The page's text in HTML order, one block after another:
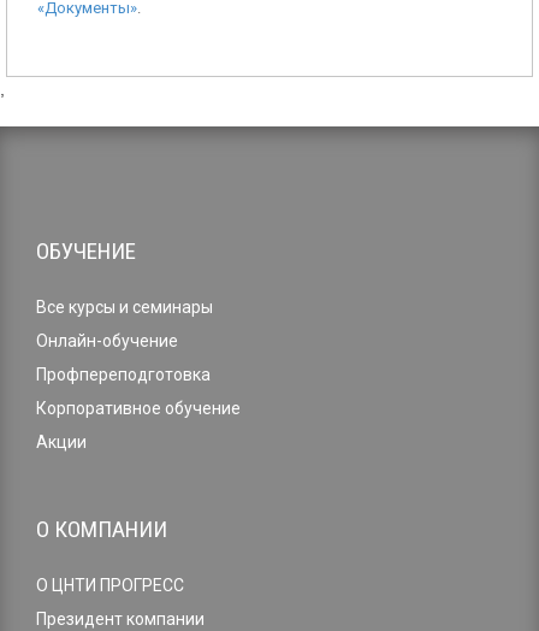
«Документы».
ОБУЧЕНИЕ
Все курсы и семинары
Онлайн-обучение
Профпереподготовка
Корпоративное обучение
Акции
О КОМПАНИИ
О ЦНТИ ПРОГРЕСС
Президент компании